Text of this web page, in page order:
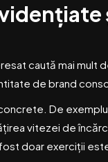
caută mai mult
de brand
De
vitezei de
doar exerciții